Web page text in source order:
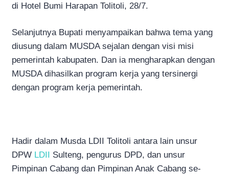
di Hotel Bumi Harapan Tolitoli, 28/7.
Selanjutnya Bupati menyampaikan bahwa tema yang
diusung dalam MUSDA sejalan dengan visi misi
pemerintah kabupaten. Dan ia mengharapkan dengan
MUSDA dihasilkan program kerja yang tersinergi
dengan program kerja pemerintah.
Hadir dalam Musda LDII Tolitoli antara lain unsur
DPW LDII Sulteng, pengurus DPD, dan unsur
Pimpinan Cabang dan Pimpinan Anak Cabang se-